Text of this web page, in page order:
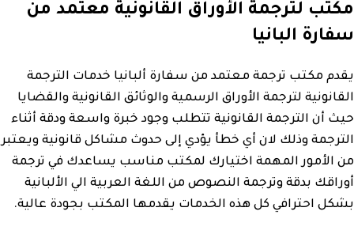
مكتب لترجمة الأوراق القانونية معتمد من
سفارة البانيا
يقدم مكتب ترجمة معتمد من سفارة ألبانيا خدمات الترجمة
القانونية لترجمة الأوراق الرسمية والوثائق القانونية والقضايا
حيث أن الترجمة القانونية تتطلب وجود خبرة واسعة ودقة أثناء
الترجمة وذلك لان أي خطأ يؤدي إلى حدوث مشاكل قانونية ويعتبر
من الأمور المهمة اختيارك لمكتب مناسب يساعدك في ترجمة
أوراقك بدقة وترجمة النصوص من اللغة العربية الي الألبانية
بشكل احترافي كل هذه الخدمات يقدمها المكتب بجودة عالية.